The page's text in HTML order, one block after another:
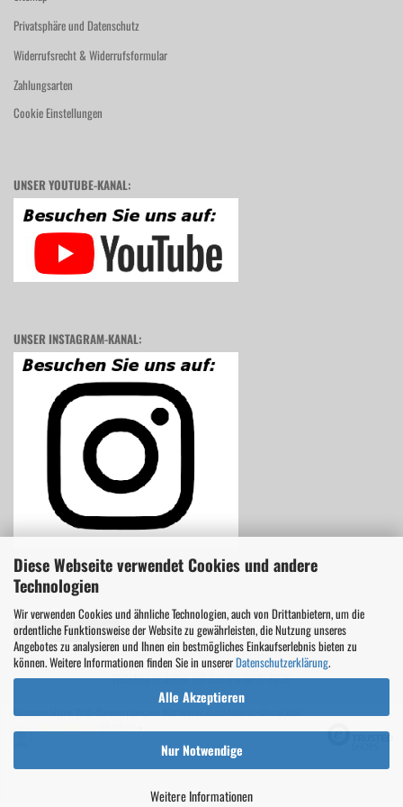
Diese Webseite verwendet Cookies und andere
Technologien
Wir verwenden Cookies und ähnliche Technologien, auch von Drittanbietern, um die
ordentliche Funktionsweise der Website zu gewährleisten, die Nutzung unseres
Angebotes zu analysieren und Ihnen ein bestmögliches Einkaufserlebnis bieten zu
können. Weitere Informationen finden Sie in unsererDatenschutzerklärung.
Alle Akzeptieren
Nur Notwendige
Weitere Informationen
Privatsphäre und Datenschutz
Widerrufsrecht & Widerrufsformular
Zahlungsarten
Cookie Einstellungen
UNSER YOUTUBE-KANAL:
UNSER INSTAGRAM-KANAL:
Vertrag widerrufen
Webshop erstellenmit Gambio.de © 2026
Ausgewählte Top-Bewertungen für www.autofuerst-shop.de/